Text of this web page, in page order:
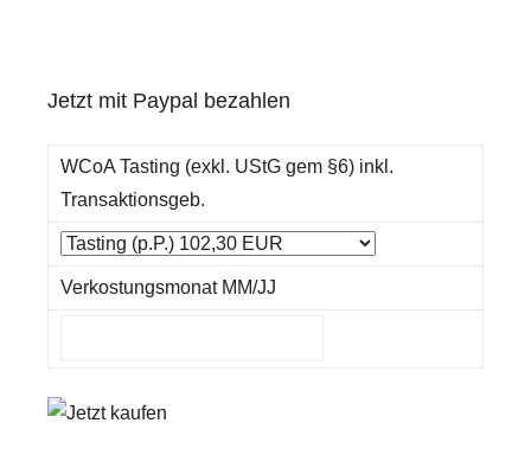
Jetzt mit Paypal bezahlen
WCoA Tasting (exkl. UStG gem §6) inkl.
Transaktionsgeb.
Verkostungsmonat MM/JJ